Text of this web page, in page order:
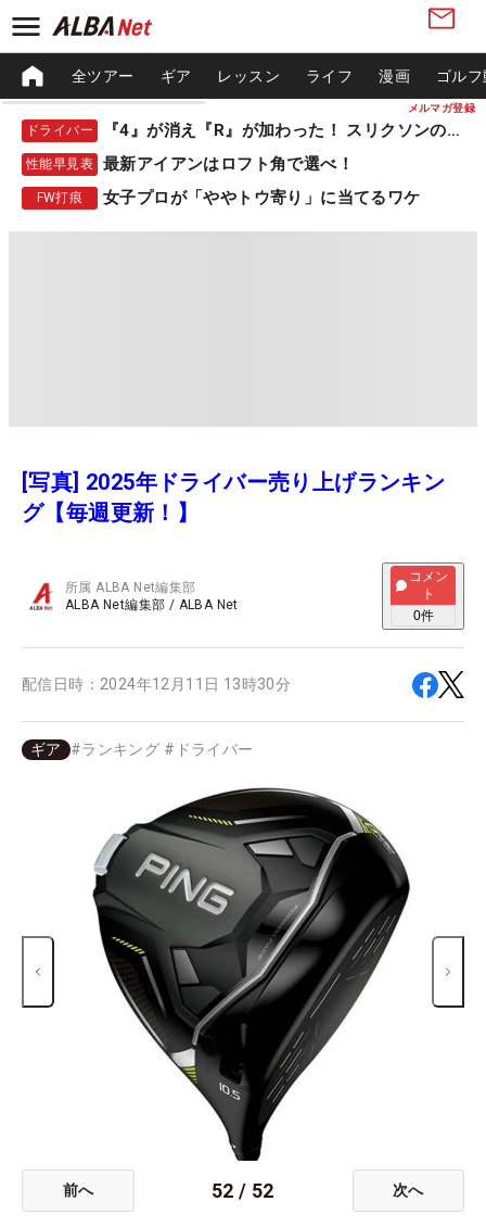
メルマガ登録
全ツアー ギア レッスン ライフ 漫画 ゴル
ドライバー 『4』が消え『R』が加わった！ スリクソンの新作
性能早見表 最新アイアンはロフト角で選べ！
FW打痕 女子プロが「ややトウ寄り」に当てるワケ
[写真] 2025年ドライバー売り上げランキン
グ【毎週更新！】
所属ALBA Net編集部
ALBA Net編集部 / ALBA Net
コメン
ト
0件
配信日時： 2024年12月11日 13時30分
ギア #ランキング # ドライバー
前へ 52 / 52 次へ